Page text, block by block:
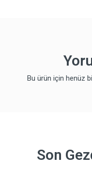
Bu ürün için henüz
Son